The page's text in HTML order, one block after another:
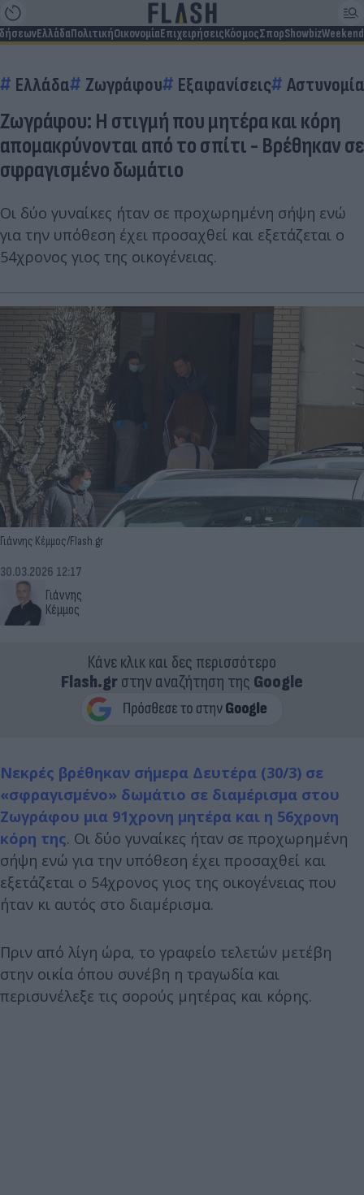
ΕλλάδαΠολιτικήΟικονομίαΕπιχειρήσειςΚόσμοςΣπορShowbizWeekend
Ελλάδα Ζωγράφου Εξαφανίσεις Αστυνομία
Ζωγράφου: Η στιγμή που μητέρα και κόρη
απομακρύνονται από το σπίτι - Βρέθηκαν σε
σφραγισμένο δωμάτιο
Οι δύο γυναίκες ήταν σε προχωρημένη σήψη ενώ
για την υπόθεση έχει προσαχθεί και εξετάζεται ο
54χρονος γιος της οικογένειας.
Γιάννης Κέμμος/Flash.gr
Γιάννης
Κέμμος
30.03.2026 12:17
Κάνε κλικ και δες περισσότερο
Flash.grστην αναζήτηση της Google
Νεκρές βρέθηκαν σήμερα Δευτέρα (30/3) σε
«σφραγισμένο» δωμάτιο σε διαμέρισμα στου
Ζωγράφου μια 91χρονη μητέρα και η 56χρονη
κόρη της. Οι δύο γυναίκες ήταν σε προχωρημένη
σήψη ενώ για την υπόθεση έχει προσαχθεί και
εξετάζεται ο 54χρονος γιος της οικογένειας που
ήταν κι αυτός στο διαμέρισμα.
Πριν από λίγη ώρα, το γραφείο τελετών μετέβη
στην οικία όπου συνέβη η τραγωδία και
περισυνέλεξε τις σορούς μητέρας και κόρης.